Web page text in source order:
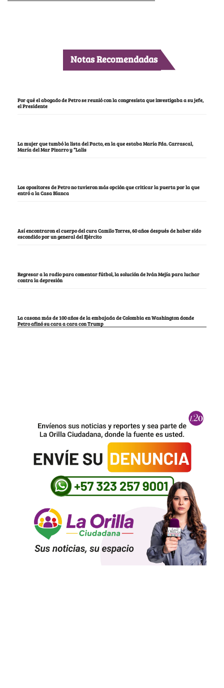
Notas Recomendadas
Por qué el abogado de Petro se reunió con la congresista que investigaba a su jefe,
el Presidente
La mujer que tumbó la lista del Pacto, en la que estaba María Fda. Carrascal,
María del Mar Pizarro y “Lalis
Los opositores de Petro no tuvieron más opción que criticar la puerta por la que
entró a la Casa Blanca
Así encontraron el cuerpo del cura Camilo Torres, 60 años después de haber sido
escondido por un general del Ejército
Regresar a la radio para comentar fútbol, la solución de Iván Mejía para luchar
contra la depresión
La casona más de 100 años de la embajada de Colombia en Washington donde
Petro afinó su cara a cara con Trump